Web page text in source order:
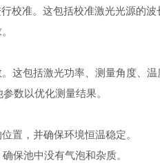
准。这包括校准激光光源的波
包括激光功率、测量角度、温
数以优化测量结果。
，并确保环境恒温稳定。
池中没有气泡和杂质。